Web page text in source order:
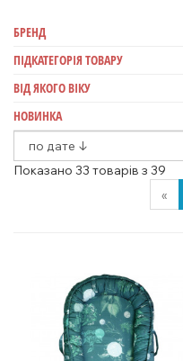
БРЕНД
ПІДКАТЕГОРІЯ ТОВАРУ
ВІД ЯКОГО ВІКУ
НОВИНКА
Показано 33 товарів з 39
«